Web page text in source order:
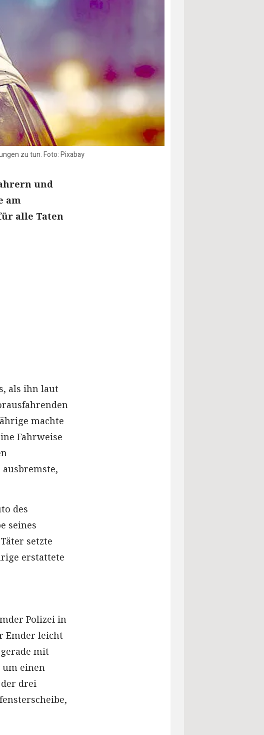
zu tun. Foto: Pixabay
und
am
alle Taten
als ihn laut
machte
Fahrweise
des
seines
setzte
erstattete
Polizei in
Emder leicht
mit
einen
drei